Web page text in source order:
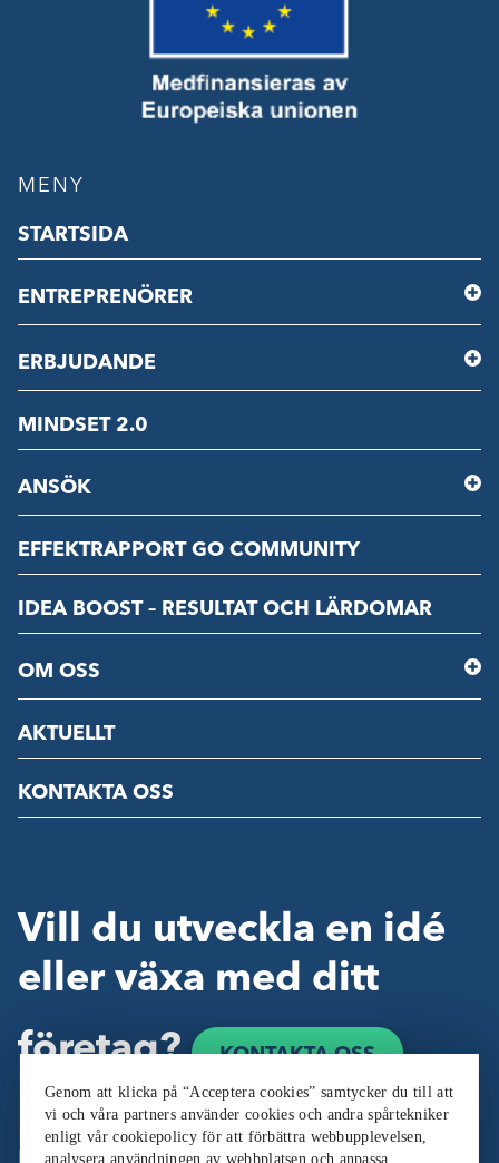
MENY
STARTSIDA
ENTREPRENÖRER
ERBJUDANDE
MINDSET 2.0
ANSÖK
EFFEKTRAPPORT GO COMMUNITY
IDEA BOOST – RESULTAT OCH LÄRDOMAR
OM OSS
AKTUELLT
KONTAKTA OSS
Vill du utveckla en idé
eller växa med ditt
företag?
KONTAKTA OSS
Följ oss:
Genom att klicka på “Acceptera cookies” samtycker du till att
vi och våra partners använder cookies och andra spårtekniker
enligt vår cookiepolicy för att förbättra webbupplevelsen,
analysera användningen av webbplatsen och anpassa